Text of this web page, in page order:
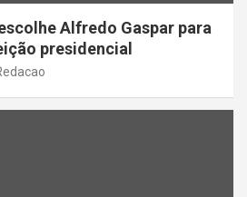
Alfredo Gaspar para
presidencial